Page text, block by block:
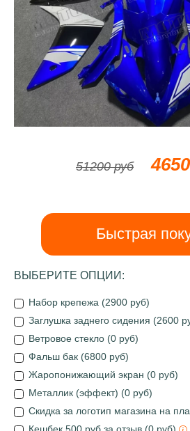
51200 руб
Быстрая
ВЫБЕРИТЕ ОПЦИИ:
Набор крепежа (2900 руб)
Заглушка заднего сидения (2600
Ветровое стекло (0 руб)
Фальш бак (6800 руб)
Жаропонижающий экран (0 руб)
Металлик (эффект) (0 руб)
Скидка за логотип магазина на